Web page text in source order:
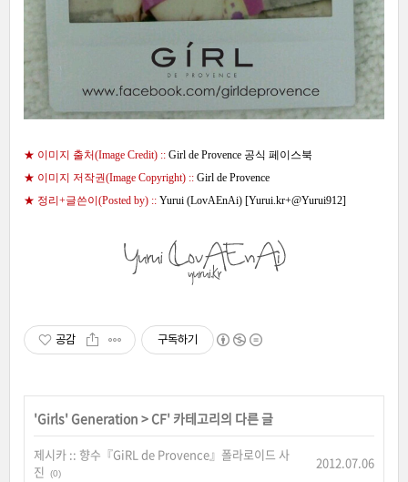
★ 이미지 출처(Image Credit) :: Girl de Provence 공식 페이스북
★ 이미지 저작권(Image Copyright) :: Girl de Provence
★ 정리+글쓴이(Posted by) :: Yurui (LovAEnAi) [Yurui.kr+@Yurui912]
공감 구독하기
'Girls' Generation > CF' 카테고리의 다른 글
제시카 :: 향수『GiRL de Provence』폴라로이드 사
진
(0)
2012.07.06